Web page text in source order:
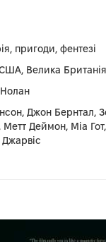
пригоди, фентезі
Велика Британія
Джон Бернтал,
Метт Деймон, Міа